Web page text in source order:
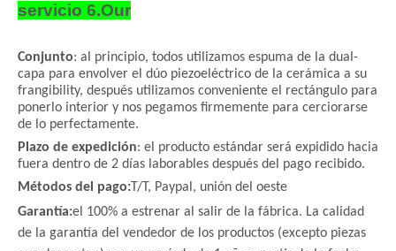
servicio 6.Our
Conjunto: al principio, todos utilizamos espuma de la dual-
capa para envolver el dúo piezoeléctrico de la cerámica a su
frangibility, después utilizamos conveniente el rectángulo para
ponerlo interior y nos pegamos firmemente para cerciorarse
de lo perfectamente.
Plazo de expedición: el producto estándar será expidido hacia
fuera dentro de 2 días laborables después del pago recibido.
Métodos del pago: T/T, Paypal, unión del oeste
Garantía:el 100% a estrenar al salir de la fábrica. La calidad
de la garantía del vendedor de los productos (excepto piezas